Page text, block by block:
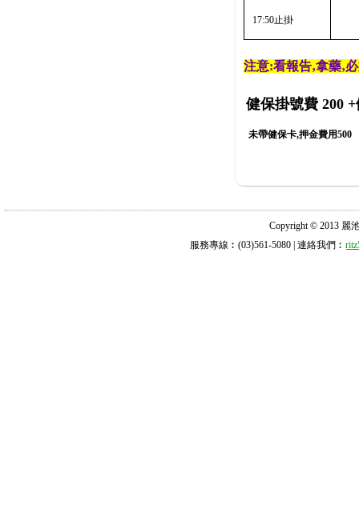
17:50止掛
注意:看報告‚拿藥‚
健保掛號費 200 +
未帶健保卡,押金費用500
Copyright © 2013 麗
服務專線︰(03)561-5080 | 連絡我們︰